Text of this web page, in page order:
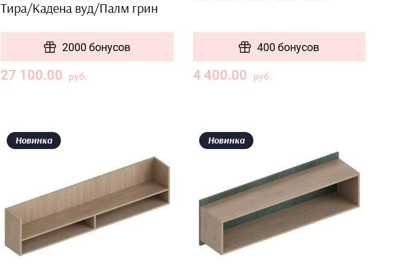
Тира/Кадена вуд/Палм грин
2000 бонусов
27 100.00 руб.
400 бонусов
4 400.00 руб.
Новинка Новинка